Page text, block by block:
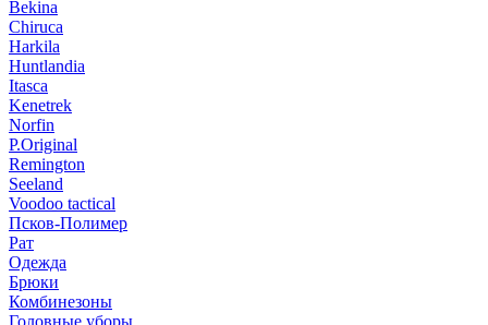
Bekina
Chiruсa
Harkila
Huntlandia
Itasca
Kenetrek
Norfin
P.Original
Remington
Seeland
Voodoo tactical
Псков-Полимер
Рат
Одежда
Брюки
Комбинезоны
Головные уборы